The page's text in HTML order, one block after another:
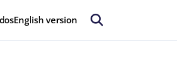
English version